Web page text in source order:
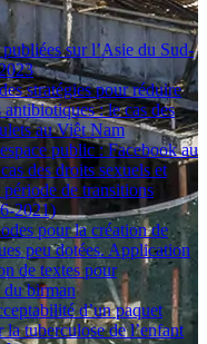
sur l’Asie du Sud-
stratégies pour réduire
: le cas des
au Viêt Nam
public : Facebook au
des droits sexuels et
de transitions
2021)
pour la création de
peu dotées. Application
de textes pour
du birman
d’un paquet
tuberculose de l’enfant